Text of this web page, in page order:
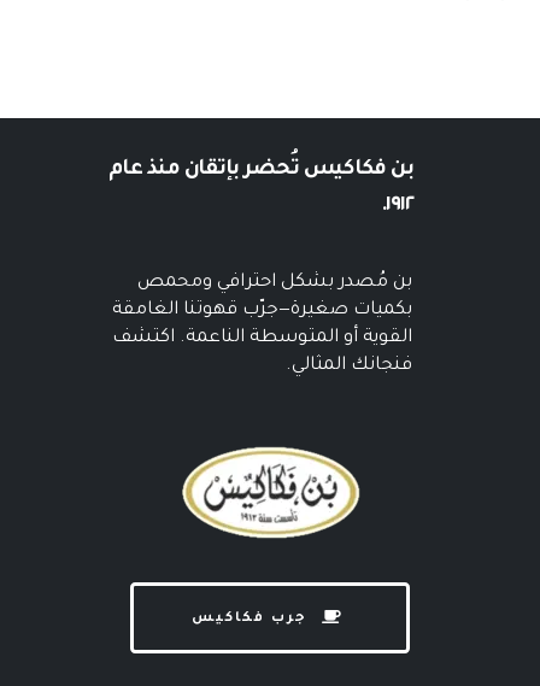
بن فكاكيستُحضر بإتقان منذ عام
١٩١٢.
بن مُصدر بشكل احترافي ومحمص
بكميات صغيرة—جرّب قهوتنا الغامقة
القوية أو المتوسطة الناعمة. اكتشف
فنجانك المثالي.
جرب فكاكيس